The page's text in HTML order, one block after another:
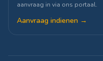
aanvraag in via ons portaal.
Aanvraag indienen →